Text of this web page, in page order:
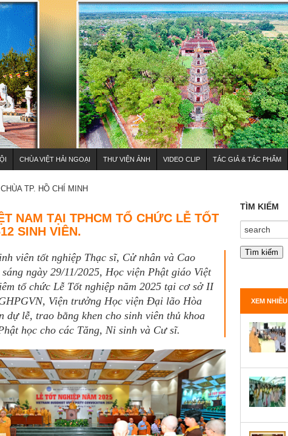
CHÙA VIỆT HẢI NGOẠI THƯ VIỆN ẢNH VIDEO CLIP TÁC GIẢ & TÁC PHẨM
TP. HỒ CHÍ MINH
NAM TẠI TPHCM TỔ CHỨC LỄ TỐT
SINH VIÊN.
viên tốt nghiệp Thạc sĩ, Cử nhân và Cao
ngày 29/11/2025, Học viện Phật giáo Việt
tổ chức Lễ Tốt nghiệp năm 2025 tại cơ sở II
Viện trưởng Học viện Đại lão Hòa
dự lễ, trao bằng khen cho sinh viên thủ khoa
học cho các Tăng, Ni sinh và Cư sĩ.
TÌM KIẾM
XEM NHIỀU